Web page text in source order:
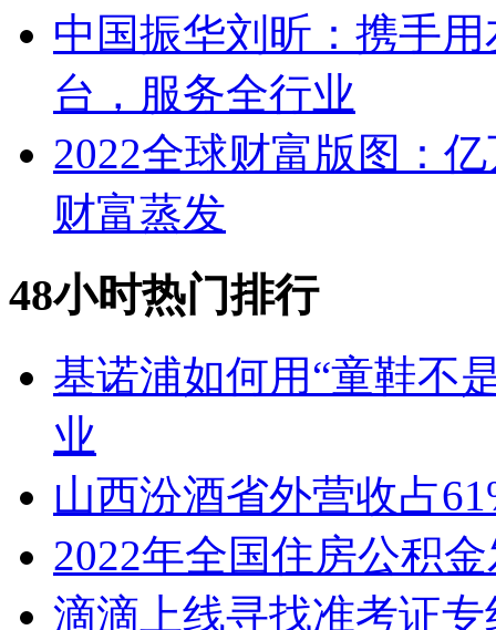
中国振华刘昕：携手
台，服务全行业
2022全球财富版图：
财富蒸发
48小时热门排行
基诺浦如何用“童鞋不
业
山西汾酒省外营收占
2022年全国住房公积
滴滴上线寻找准考证